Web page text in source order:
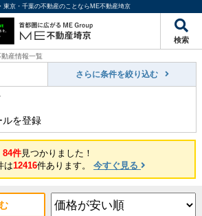
京・千葉の不動産のことならME不動産埼京
検索
動産情報一覧
さらに条件を絞り込む
を登録
84件見つかりました！
は12416件あります。 今すぐ見る